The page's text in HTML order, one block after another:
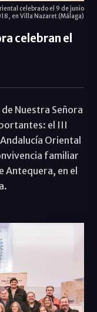
celebrado el 9 de junio
en Villa Nazaret (Málaga)
celebran el
Nuestra Señora
el III
Oriental
familiar
Antequera, en el